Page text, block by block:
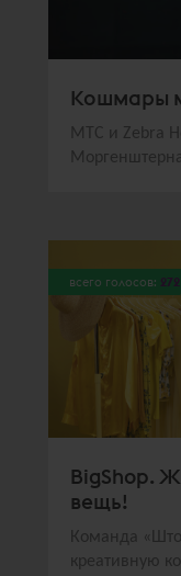
Кошмары
МТС и Zebra
всего голосов: 272
BigShop.
вещь!
Команда
креативную